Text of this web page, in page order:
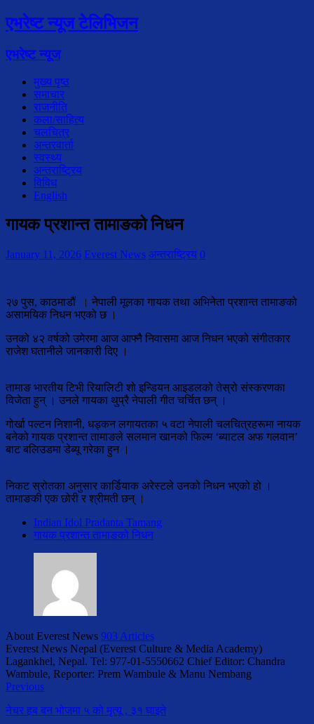
एभरेष्ट न्यूज टेलिभिजन
एभरेष्ट न्यूज
मुख्य पृष्ठ
समाचार
राजनीति
कला/साहित्य
चलचित्र
अन्तरवार्ता
स्वस्थ्य
अन्तराष्ट्रिय
विविध
English
गायक प्रशान्त तामाङको निधन
January 11, 2026 Everest News अन्तराष्ट्रिय 0
२७ पुस, काठमाडौं । नेपाली मूलका गायक तथा अभिनेता प्रशान्त तामाङको
असामयिक निधन भएको छ ।
उनको ४२ वर्षको उमेरमा आज आफ्नै निवासमा आज निधन भएको संगीतकार
राजेश घतानीले जानकारी दिए ।
तामाङ भारतीय टिभी रियालिटी शो इन्डियन आइडलको तेस्रो संस्करणका
विजेता हुन् । उनले गायका थुप्रै नेपाली गीत चर्चित छन् ।
गोर्खा पल्टन निशानी, धड्कन लगायतका ५ वटा नेपाली चलचित्रहरूमा नायक
बनेको गायक प्रशान्त तामाङले सलमान खानको फिल्म ‘ब्याटल अफ गलवान’
बाट बलिउडमा डेब्यू गरेका हुन ।
निकट स्रोतका अनुसार कार्डियाक अरेस्टले उनको निधन भएको हो ।
तामाङकी एक छोरी र श्रीमती छन् ।
Indian Idol Pradanta Tamang
गायक प्रशान्त तामाङको निधन
About Everest News 903 Articles
Everest News Nepal (Everest Culture & Media Academy)
Lagankhel, Nepal. Tel: 977-01-5550662 Chief Editor: Chandra
Wambule, Reporter: Prem Wambule & Manu Nembang
Previous
नेचर हब बन भोजमा ५ को मृत्यू , ३१ घाइते